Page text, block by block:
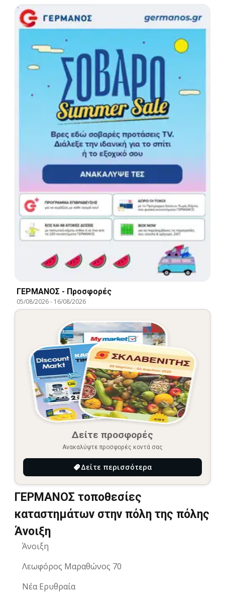
ΓΕΡΜΑΝΟΣ - Προσφορές
05/08/2026- 16/08/2026
Δείτε προσφορές
Ανακαλύψτε προσφορές κοντά σας
Δείτε περισσότερα
ΓΕΡΜΑΝΟΣ τοποθεσίες
καταστημάτων στην πόλη της πόλης
Άνοιξη
Άνοιξη
Λεωφόρος Μαραθώνος 70
Νέα Ερυθραία